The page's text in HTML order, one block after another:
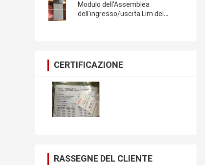
Modulo dell'Assemblea
dell'ingresso/uscita Lim del
CERTIFICAZIONE
RASSEGNE DEL CLIENTE